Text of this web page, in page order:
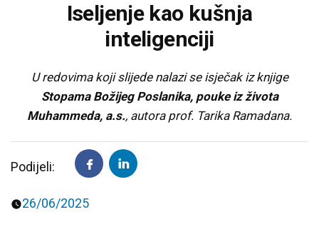
Iseljenje kao kušnja
inteligenciji
U redovima koji slijede nalazi se isječak iz knjige
Stopama Božijeg Poslanika, pouke iz života
Muhammeda, a.s., autora prof. Tarika Ramadana.
Podijeli:
26/06/2025
Kontaktirajte nas
Arapski jezik kroz Kur'an
Tematski moduli
Seminari i radionice
Kursevi
Stopama Poslanika
Žena i islam
Islam i savremeni izazovi
Porodični život u islamu
Islamska kultura i civilizacija
Multimedija